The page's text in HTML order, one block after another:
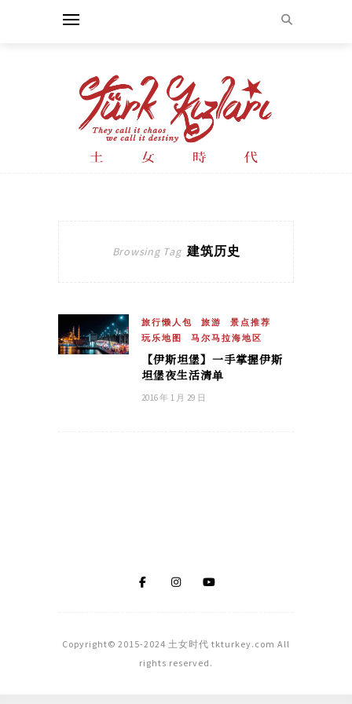
Browsing Tag 建筑历史
旅行懒人包 旅游
景点推荐
玩乐地图
马尔马拉海地区
【伊斯坦堡】一手掌握伊斯
坦堡夜生活清单
2016 年 1 月 29 日
Copyright© 2015-2024 土女时代 tkturkey.com All
rights reserved.